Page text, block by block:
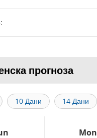
прогноза
10 Дани 14 Дани
Mon